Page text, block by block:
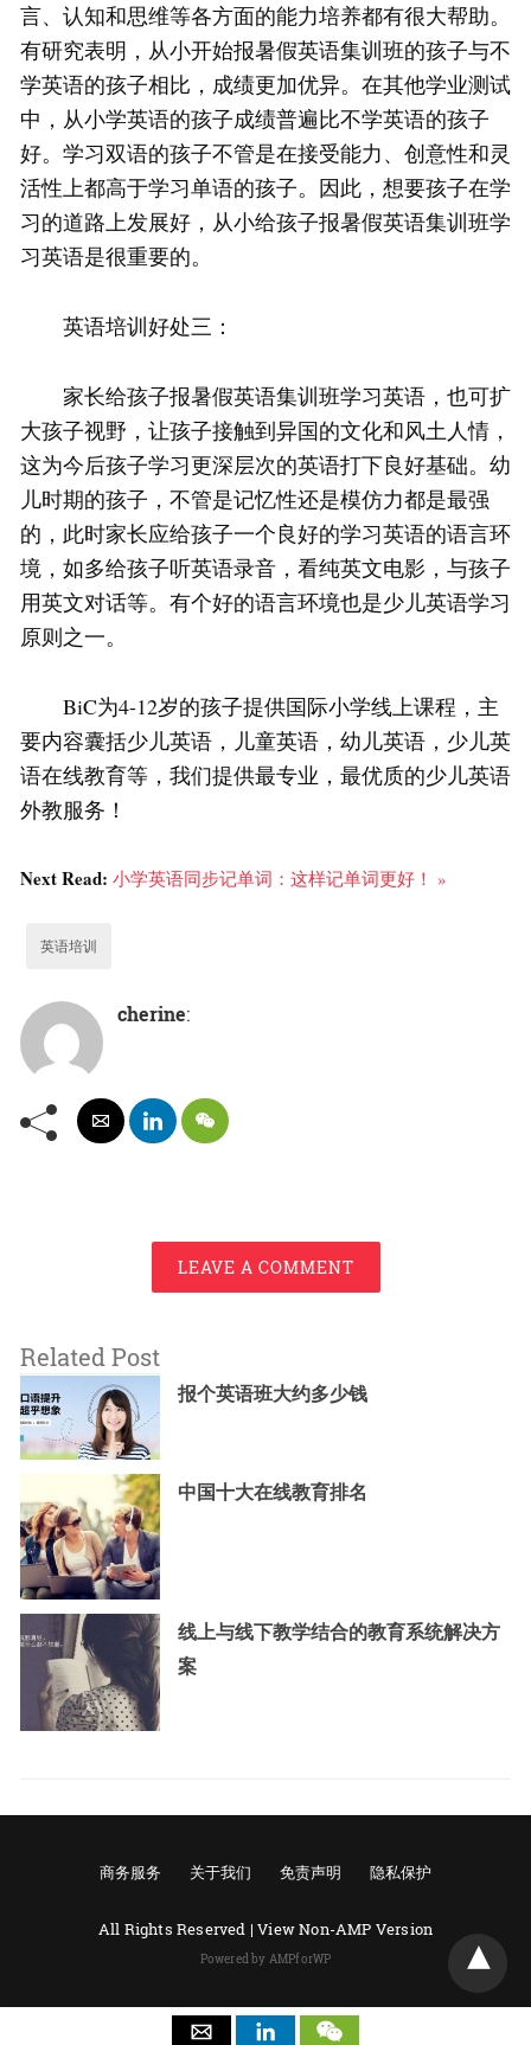
言、认知和思维等各方面的能力培养都有很大帮助。
有研究表明，从小开始报暑假英语集训班的孩子与不
学英语的孩子相比，成绩更加优异。在其他学业测试
中，从小学英语的孩子成绩普遍比不学英语的孩子
好。学习双语的孩子不管是在接受能力、创意性和灵
活性上都高于学习单语的孩子。因此，想要孩子在学
习的道路上发展好，从小给孩子报暑假英语集训班学
习英语是很重要的。
英语培训好处三：
家长给孩子报暑假英语集训班学习英语，也可扩
大孩子视野，让孩子接触到异国的文化和风土人情，
这为今后孩子学习更深层次的英语打下良好基础。幼
儿时期的孩子，不管是记忆性还是模仿力都是最强
的，此时家长应给孩子一个良好的学习英语的语言环
境，如多给孩子听英语录音，看纯英文电影，与孩子
用英文对话等。有个好的语言环境也是少儿英语学习
原则之一。
BiC为4-12岁的孩子提供国际小学线上课程，主
要内容囊括少儿英语，儿童英语，幼儿英语，少儿英
语在线教育等，我们提供最专业，最优质的少儿英语
外教服务！
Next Read: 小学英语同步记单词：这样记单词更好！ »
英语培训
cherine:
LEAVE A COMMENT
Related Post
报个英语班大约多少钱
中国十大在线教育排名
线上与线下教学结合的教育系统解决方
案
商务服务 关于我们 免责声明 隐私保护
All Rights Reserved |View Non-AMP Version
Powered by AMPforWP